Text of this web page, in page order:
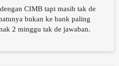
CIMB tapi masih tak de
bukan ke bank paling
2 minggu tak de jawaban.